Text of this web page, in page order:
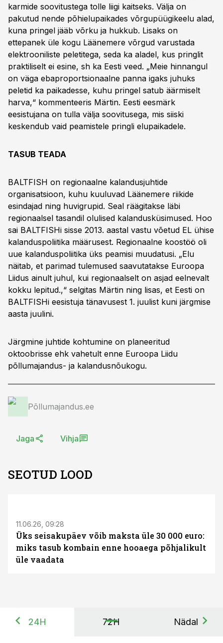
karmide soovitustega tolle liigi kaitseks. Välja on
pakutud nende põhielupaikades võrgupüügikeelu alad,
kuna pringel jääb võrku ja hukkub. Lisaks on
ettepanek üle kogu Läänemere võrgud varustada
elektrooniliste peletitega, seda ka aladel, kus pringlit
praktiliselt ei esine, sh ka Eesti veed. „Meie hinnangul
on väga ebaproportsionaalne panna igaks juhuks
peletid ka paikadesse, kuhu pringel satub äärmiselt
harva,“ kommenteeris Märtin. Eesti eesmärk
eesistujana on tulla välja soovitusega, mis siiski
keskendub vaid peamistele pringli elupaikadele.
TASUB TEADA
BALTFISH on regionaalne kalandusjuhtide
organisatsioon, kuhu kuuluvad Läänemere riikide
esindajad ning huvigrupid. Seal räägitakse läbi
regionaalsel tasandil olulised kalandusküsimused. Hoo
sai BALTFISHi sisse 2013. aastal vastu võetud EL ühise
kalanduspoliitika määrusest. Regionaalne koostöö oli
uue kalanduspoliitika üks peamisi muudatusi. „Elu
näitab, et parimad tulemused saavutatakse Euroopa
Liidus ainult juhul, kui regionaalselt on asjad eelnevalt
kokku lepitud.,“ selgitas Märtin ning lisas, et Eesti on
BALTFISHi eesistuja tänavusest 1. juulist kuni järgmise
aasta juulini.
Järgmine juhtide kohtumine on planeeritud
oktoobrisse ehk vahetult enne Euroopa Liidu
põllumajandus- ja kalandusnõukogu.
Põllumajandus.ee
Jaga Vihja
SEOTUD LOOD
11.06.26, 09:28
Üks seisakupäev võib maksta üle 30 000 euro:
miks tasub kombain enne hooaega põhjalikult
üle vaadata
24H 72H Nädal